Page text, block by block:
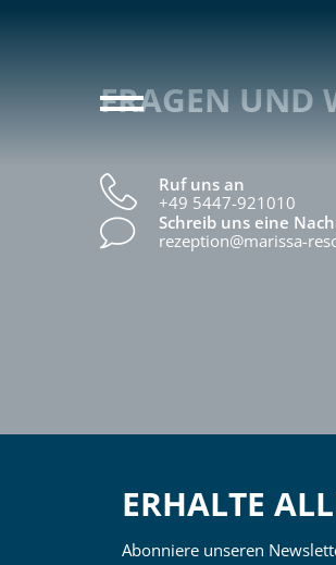
FRAGEN UND
Ruf uns an
+49 5447-921010
Schreib uns eine
rezeption@marissa-
ERHALTE
Abonniere unseren